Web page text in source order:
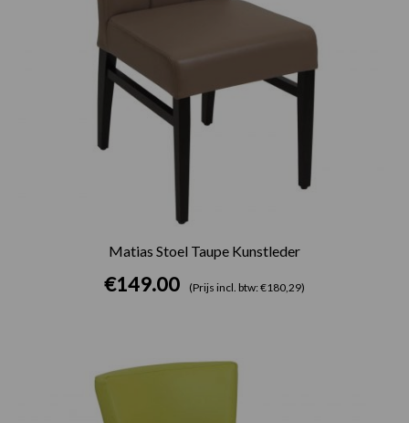
Matias Stoel Taupe Kunstleder
€149.00 (Prijs incl. btw: €180,29)